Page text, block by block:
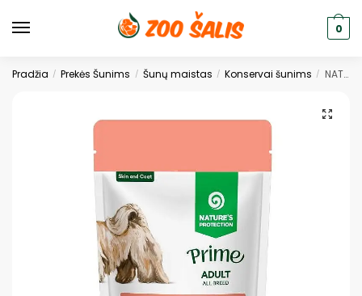
0
Pradžia / Prekės Šunims / Šunų maistas / Konservai šunims / NATURE’S PROTECTION PRIME visų veislių suaugusių šunų sveikos odos ir kailio palaikymui, šlapias pašaras su vištiena ir lašiša 85 g